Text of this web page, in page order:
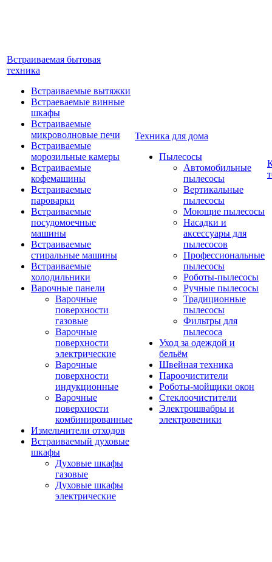
Встраиваемая бытовая
техника
Встраиваемые вытяжки
Встраеваемые винные
шкафы
Встраиваемые
микроволновые печи
Встраиваемые
морозильные камеры
Встраиваемые
кофемашины
Встраиваемые
пароварки
Встраиваемые
посудомоечные
машины
Встраиваемые
стиральные машины
Встраиваемые
холодильники
Варочные панели
Варочные
поверхности
газовые
Варочные
поверхности
электрические
Варочные
поверхности
индукционные
Варочные
поверхности
комбинированные
Измельчители отходов
Встраиваемый духовые
шкафы
Духовые шкафы
газовые
Духовые шкафы
электрические
Техника для дома
Пылесосы
Автомобильные
пылесосы
Вертикальные
пылесосы
Моющие пылесосы
Насадки и
аксессуары для
пылесосов
Профессиональные
пылесосы
Роботы-пылесосы
Ручные пылесосы
Традиционные
пылесосы
Фильтры для
пылесоса
Уход за одеждой и
бельём
Швейная техника
Пароочистители
Роботы-мойщики окон
Стеклоочистители
Электрошвабры и
электровеники